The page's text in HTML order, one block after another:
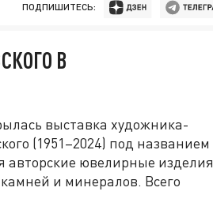
ПОДПИШИТЕСЬ:
В
выставка художника-
(1951–2024) под названием
авторские ювелирные изделия
и минералов. Всего